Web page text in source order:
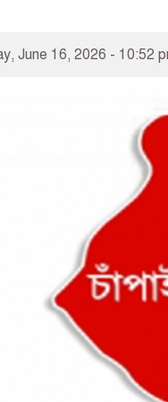
June 16, 2026 - 10:52